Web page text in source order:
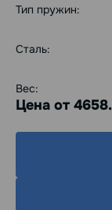
Тип пружин:
Сталь:
Вес:
Цена от